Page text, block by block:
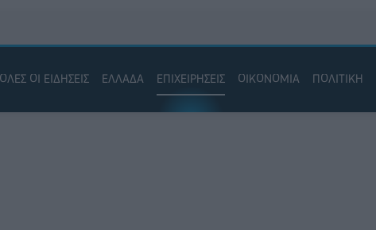
ΟΛΕΣ ΟΙ ΕΙΔΗΣΕΙΣ ΕΛΛΑΔΑ ΕΠΙΧΕΙΡΗΣΕΙΣ ΟΙΚΟΝΟΜΙΑ ΠΟΛΙΤΙΚΗ